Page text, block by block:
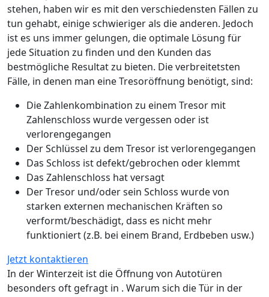
stehen, haben wir es mit den verschiedensten Fällen zu
tun gehabt, einige schwieriger als die anderen. Jedoch
ist es uns immer gelungen, die optimale Lösung für
jede Situation zu finden und den Kunden das
bestmögliche Resultat zu bieten. Die verbreitetsten
Fälle, in denen man eine Tresoröffnung benötigt, sind:
Die Zahlenkombination zu einem Tresor mit
Zahlenschloss wurde vergessen oder ist
verlorengegangen
Der Schlüssel zu dem Tresor ist verlorengegangen
Das Schloss ist defekt/gebrochen oder klemmt
Das Zahlenschloss hat versagt
Der Tresor und/oder sein Schloss wurde von
starken externen mechanischen Kräften so
verformt/beschädigt, dass es nicht mehr
funktioniert (z.B. bei einem Brand, Erdbeben usw.)
Jetzt kontaktieren
In der Winterzeit ist die Öffnung von Autotüren
besonders oft gefragt in . Warum sich die Tür in der